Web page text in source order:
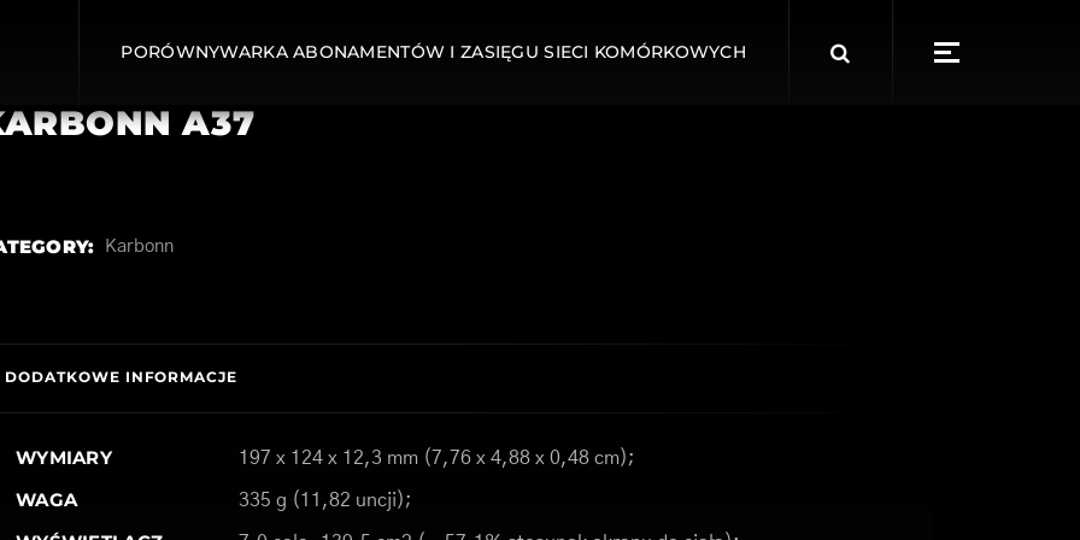
PORÓWNYWARKA ABONAMENTÓW I ZASIĘGU SIECI KOMÓRKOWYCH
for:
A37
Karbonn
DODATKOWE INFORMACJE
WYMIARY 197 x 124 x 12,3 mm (7,76 x 4,88 x 0,48 cm);
WAGA 335 g (11,82 uncji);